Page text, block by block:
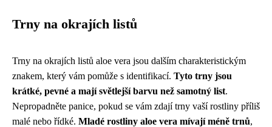
Trny na okrajích listů
Trny na okrajích listů aloe vera jsou dalším charakteristickým
znakem, který vám pomůže s identifikací. Tyto trny jsou
krátké, pevné a mají světlejší barvu než samotný list.
Nepropadněte panice, pokud se vám zdají trny vaší rostliny příliš
malé nebo řídké. Mladé rostliny aloe vera mívají méně trnů,